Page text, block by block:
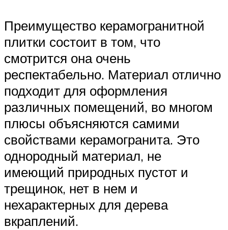
Преимущество керамогранитной
плитки состоит в том, что
смотрится она очень
респектабельно. Материал отлично
подходит для оформления
различных помещений, во многом
плюсы объясняются самими
свойствами керамогранита. Это
однородный материал, не
имеющий природных пустот и
трещинок, нет в нем и
нехарактерных для дерева
вкраплений.